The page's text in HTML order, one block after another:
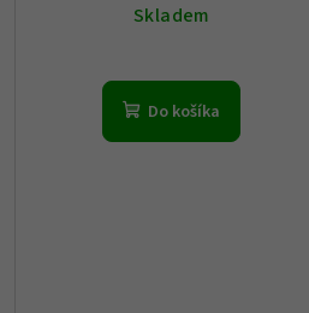
Skladem
Do košíka